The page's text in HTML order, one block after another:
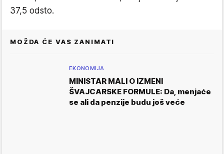
37,5 odsto.
MOŽDA ĆE VAS ZANIMATI
EKONOMIJA
MINISTAR MALI O IZMENI
ŠVAJCARSKE FORMULE: Da, menjaće
se ali da penzije budu još veće